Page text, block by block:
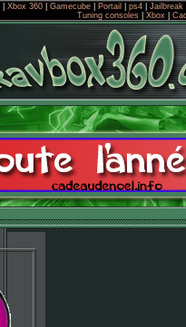
Xbox 360 Gamecube Portail ps4 Jailbreak
Tuning consoles| Xbox|